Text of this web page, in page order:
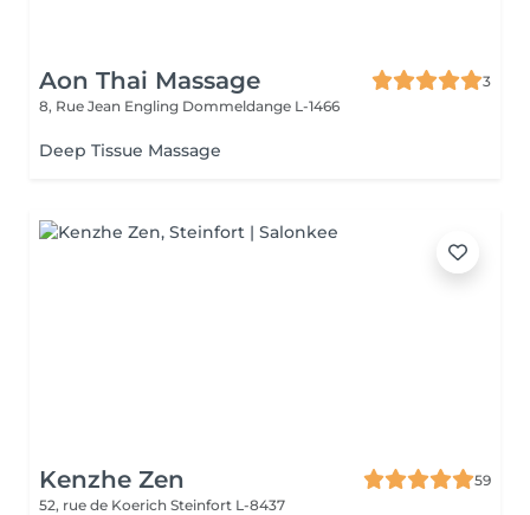
Aon Thai Massage
3
8, Rue Jean Engling Dommeldange L-1466
Deep Tissue Massage
Kenzhe Zen
59
52, rue de Koerich Steinfort L-8437